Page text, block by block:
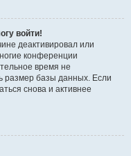
войти!
деактивировал или
конференции
время не
размер базы данных. Если
снова и активнее